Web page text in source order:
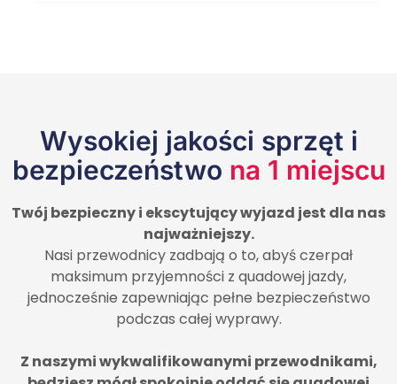
Wysokiej jakości sprzęt i
bezpieczeństwo na 1 miejscu
Twój bezpieczny i ekscytujący wyjazd jest dla nas
najważniejszy.
Nasi przewodnicy zadbają o to, abyś czerpał
maksimum przyjemności z quadowej jazdy,
jednocześnie zapewniając pełne bezpieczeństwo
podczas całej wyprawy.
Z naszymi wykwalifikowanymi przewodnikami,